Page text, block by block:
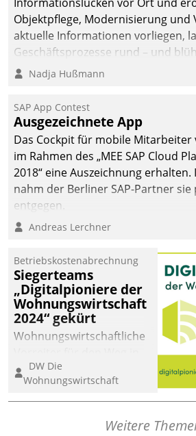
Objektpflege, Modernisierung und
aktuelle Informationen vorliegen,
Geschäftsprozesse rund – und
Nadja Hußmann
SAP App Contest
Ausgezeichnete App
Das Cockpit für mobile
im Rahmen des „MEE SAP Cloud
2018“ eine Auszeichnung
nahm der Berliner SAP-Partner sie
entgegen.
Andreas Lerchner
Betriebskostenabrechnung
Siegerteams
„Digitalpioniere der
Wohnungswirtschaft
2024“ gekürt
Wohnungswirtschaftliche
eine digitale Zukunft zu
finden, ist das Ziel des
Awards „Digitalpioniere
DW Die
Wohnungswirtschaft
Weitere